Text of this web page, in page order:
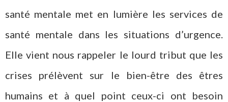
santé mentale met en lumière les services de
santé mentale dans les situations d’urgence.
Elle vient nous rappeler le lourd tribut que les
crises prélèvent sur le bien-être des êtres
humains et à quel point ceux-ci ont besoin